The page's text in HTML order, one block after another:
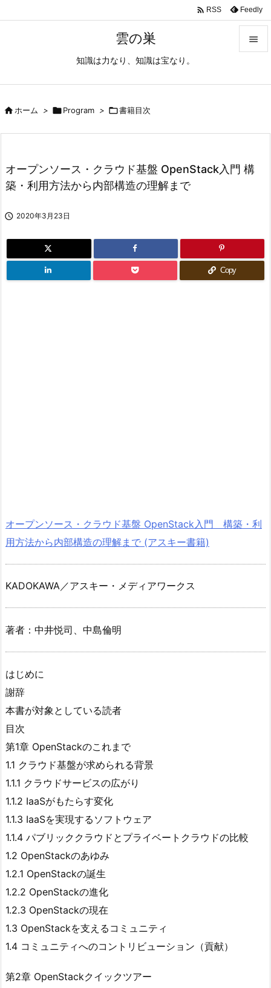
雲の巣
知識は力なり、知識は宝なり。

次へ
 RSS Feedly
ホーム > Program > 書籍目次
オープンソース・クラウド基盤 OpenStack入門 構
築・利用方法から内部構造の理解まで
 2020年3月23日
Copy
オープンソース・クラウド基盤 OpenStack入門 構築・利
用方法から内部構造の理解まで (アスキー書籍)
KADOKAWA／アスキー・メディアワークス
著者：中井悦司、中島倫明
はじめに
謝辞
本書が対象としている読者
目次
第1章 OpenStackのこれまで
1.1 クラウド基盤が求められる背景
1.1.1 クラウドサービスの広がり
1.1.2 IaaSがもたらす変化
1.1.3 IaaSを実現するソフトウェア
1.1.4 パブリッククラウドとプライベートクラウドの比較
1.2 OpenStackのあゆみ
1.2.1 OpenStackの誕生
1.2.2 OpenStackの進化
1.2.3 OpenStackの現在
1.3 OpenStackを支えるコミュニティ
1.4 コミュニティへのコントリビューション（貢献）
第2章 OpenStackクイックツアー